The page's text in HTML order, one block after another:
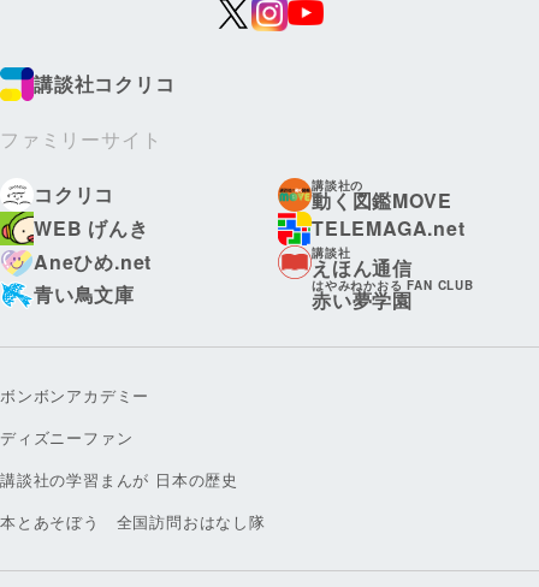
講談社コクリコ
ファミリーサイト
コクリコ
講談社の
動く図鑑MOVE
WEB げんき
TELEMAGA.net
Aneひめ.net
講談社
えほん通信
青い鳥文庫
はやみねかおる FAN CLUB
赤い夢学園
ボンボンアカデミー
ディズニーファン
講談社の学習まんが 日本の歴史
本とあそぼう 全国訪問おはなし隊